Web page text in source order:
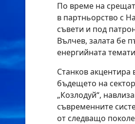
По време на
в партньорство с
съвети и под
Вълчев, залата бе
енергийната
Станков
бъдещето на
„Козлодуй“,
съвременните
от следващо